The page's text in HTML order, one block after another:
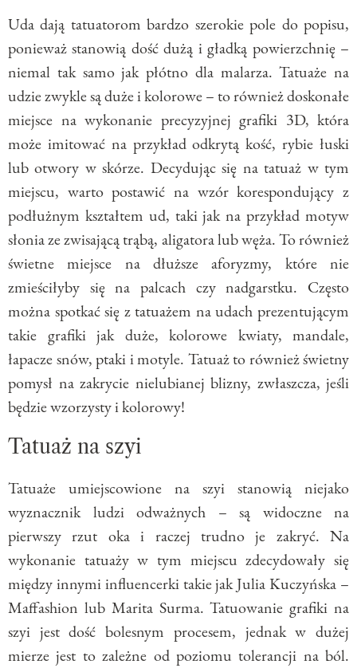
Uda dają tatuatorom bardzo szerokie pole do popisu,
ponieważ stanowią dość dużą i gładką powierzchnię –
niemal tak samo jak płótno dla malarza. Tatuaże na
udzie zwykle są duże i kolorowe – to również doskonałe
miejsce na wykonanie precyzyjnej grafiki 3D, która
może imitować na przykład odkrytą kość, rybie łuski
lub otwory w skórze. Decydując się na tatuaż w tym
miejscu, warto postawić na wzór korespondujący z
podłużnym kształtem ud, taki jak na przykład motyw
słonia ze zwisającą trąbą, aligatora lub węża. To również
świetne miejsce na dłuższe aforyzmy, które nie
zmieściłyby się na palcach czy nadgarstku. Często
można spotkać się z tatuażem na udach prezentującym
takie grafiki jak duże, kolorowe kwiaty, mandale,
łapacze snów, ptaki i motyle. Tatuaż to również świetny
pomysł na zakrycie nielubianej blizny, zwłaszcza, jeśli
będzie wzorzysty i kolorowy!
Tatuaż na szyi
Tatuaże umiejscowione na szyi stanowią niejako
wyznacznik ludzi odważnych – są widoczne na
pierwszy rzut oka i raczej trudno je zakryć. Na
wykonanie tatuaży w tym miejscu zdecydowały się
między innymi influencerki takie jak Julia Kuczyńska –
Maffashion lub Marita Surma. Tatuowanie grafiki na
szyi jest dość bolesnym procesem, jednak w dużej
mierze jest to zależne od poziomu tolerancji na ból.